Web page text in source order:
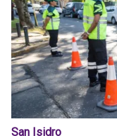
San Isidro